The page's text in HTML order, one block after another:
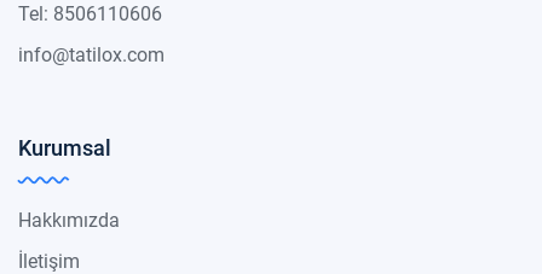
Tel: 8506110606
info@tatilox.com
Kurumsal
Hakkımızda
İletişim